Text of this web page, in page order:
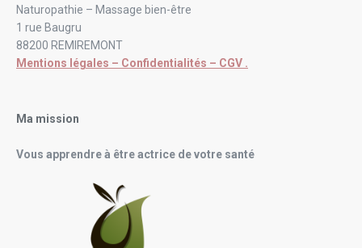
Naturopathie – Massage bien-être
1 rue Baugru
88200 REMIREMONT
Mentions légales – Confidentialités – CGV .
Ma mission
Vous apprendre à être actrice de votre santé